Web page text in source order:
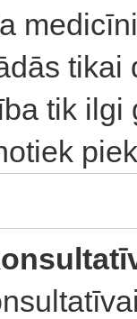
tik